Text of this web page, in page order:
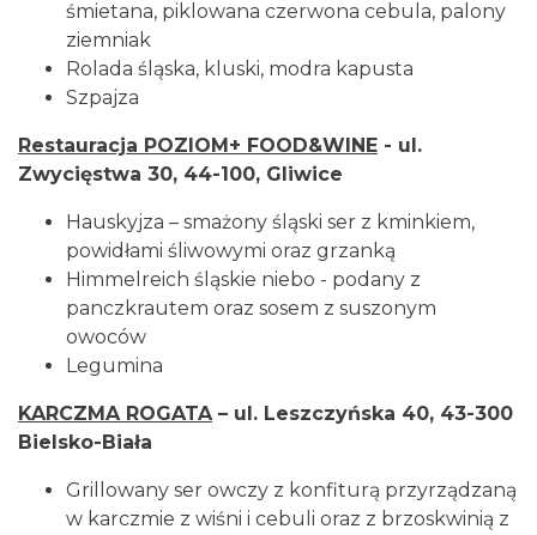
śmietana, piklowana czerwona cebula, palony
ziemniak
Rolada śląska, kluski, modra kapusta
Szpajza
Restauracja POZIOM+ FOOD&WINE - ul.
Zwycięstwa 30, 44-100, Gliwice
Hauskyjza – smażony śląski ser z kminkiem,
powidłami śliwowymi oraz grzanką
Himmelreich śląskie niebo - podany z
panczkrautem oraz sosem z suszonym
owoców
Legumina
KARCZMA ROGATA– ul. Leszczyńska 40, 43-300
Bielsko-Biała
Grillowany ser owczy z konfiturą przyrządzaną
w karczmie z wiśni i cebuli oraz z brzoskwinią z